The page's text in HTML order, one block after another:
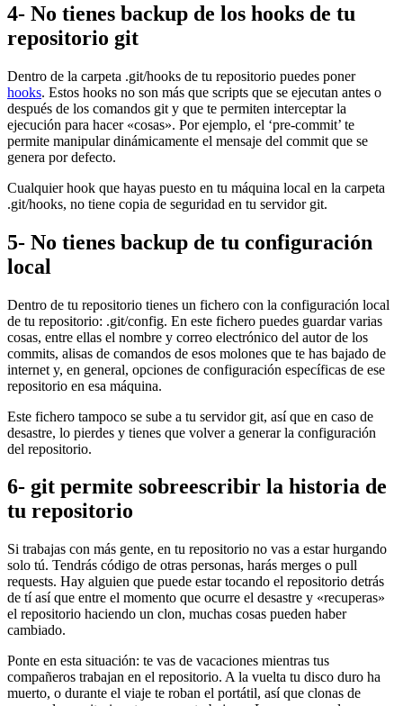
4- No tienes backup de los hooks de tu
repositorio git
Dentro de la carpeta .git/hooks de tu repositorio puedes poner
hooks. Estos hooks no son más que scripts que se ejecutan antes o
después de los comandos git y que te permiten interceptar la
ejecución para hacer «cosas». Por ejemplo, el ‘pre-commit’ te
permite manipular dinámicamente el mensaje del commit que se
genera por defecto.
Cualquier hook que hayas puesto en tu máquina local en la carpeta
.git/hooks, no tiene copia de seguridad en tu servidor git.
5- No tienes backup de tu configuración
local
Dentro de tu repositorio tienes un fichero con la configuración local
de tu repositorio: .git/config. En este fichero puedes guardar varias
cosas, entre ellas el nombre y correo electrónico del autor de los
commits, alisas de comandos de esos molones que te has bajado de
internet y, en general, opciones de configuración específicas de ese
repositorio en esa máquina.
Este fichero tampoco se sube a tu servidor git, así que en caso de
desastre, lo pierdes y tienes que volver a generar la configuración
del repositorio.
6- git permite sobreescribir la historia de
tu repositorio
Si trabajas con más gente, en tu repositorio no vas a estar hurgando
solo tú. Tendrás código de otras personas, harás merges o pull
requests. Hay alguien que puede estar tocando el repositorio detrás
de tí así que entre el momento que ocurre el desastre y «recuperas»
el repositorio haciendo un clon, muchas cosas pueden haber
cambiado.
Ponte en esta situación: te vas de vacaciones mientras tus
compañeros trabajan en el repositorio. A la vuelta tu disco duro ha
muerto, o durante el viaje te roban el portátil, así que clonas de